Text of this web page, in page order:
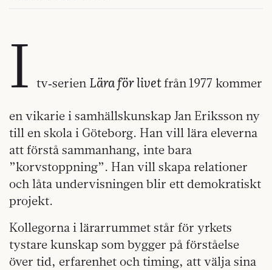
I tv‑serien Lära för livetfrån1977 kommer
en vikarie i samhällskunskap Jan Eriksson ny
till en skola i Göteborg. Han vill lära eleverna
att förstå sammanhang, inte bara
”korvstoppning”. Han vill skapa relationer
och låta undervisningen blir ett demokratiskt
projekt.
Kollegorna i lärarrummet står för yrkets
tystare kunskap som bygger på förståelse
över tid, erfarenhet och timing, att välja sina